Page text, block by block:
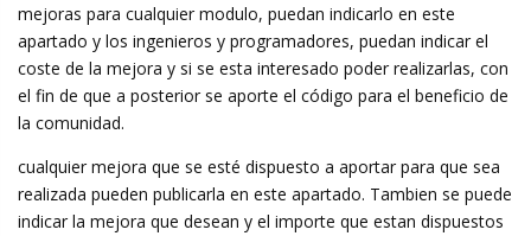
mejoras para cualquier modulo, puedan indicarlo en este
apartado y los ingenieros y programadores, puedan indicar el
coste de la mejora y si se esta interesado poder realizarlas, con
el fin de que a posterior se aporte el código para el beneficio de
la comunidad.
cualquier mejora que se esté dispuesto a aportar para que sea
realizada pueden publicarla en este apartado. Tambien se puede
indicar la mejora que desean y el importe que estan dispuestos